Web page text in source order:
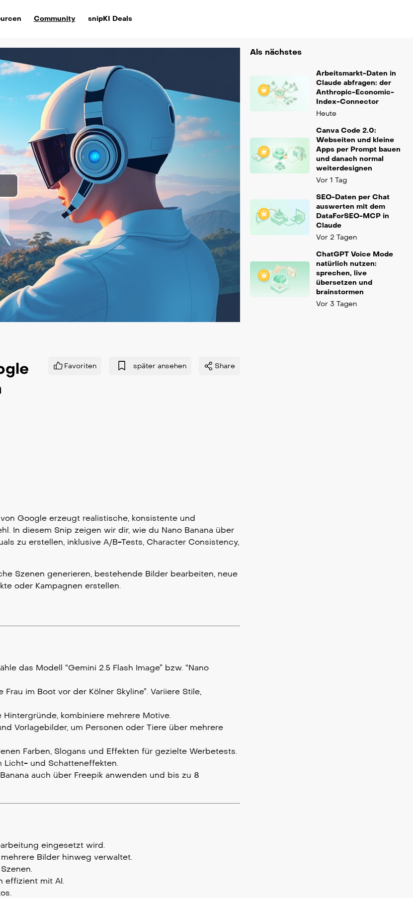
Community snipKI Deals
Favoriten später ansehen Share
Google erzeugt realistische, konsistente und
In diesem Snip zeigen wir dir, wie du Nano Banana über
zu erstellen, inklusive A/B-Tests, Character Consistency,
Szenen generieren, bestehende Bilder bearbeiten, neue
oder Kampagnen erstellen.
das Modell “Gemini 2.5 Flash Image” bzw. “Nano
im Boot vor der Kölner Skyline”. Variiere Stile,
kombiniere mehrere Motive.
Vorlagebilder, um Personen oder Tiere über mehrere
Farben, Slogans und Effekten für gezielte Werbetests.
Licht- und Schatteneffekten.
auch über Freepik anwenden und bis zu 8
eingesetzt wird.
Bilder hinweg verwaltet.
effizient mit AI.
Als nächstes
Arbeitsmarkt-Daten in
Claude abfragen: der
Anthropic-Economic-
Index-Connector
Heute
Canva Code 2.0:
Webseiten und kleine
Apps per Prompt bauen
und danach normal
weiterdesignen
Vor 1 Tag
SEO-Daten per Chat
auswerten mit dem
DataForSEO-MCP in
Claude
Vor 2 Tagen
ChatGPT Voice Mode
natürlich nutzen:
sprechen, live
übersetzen und
brainstormen
Vor 3 Tagen